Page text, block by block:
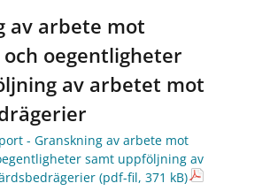
av arbete mot
oegentligheter
av arbetet mot
- Granskning av arbete mot
samt uppföljning av
(pdf-fil, 371 kB)